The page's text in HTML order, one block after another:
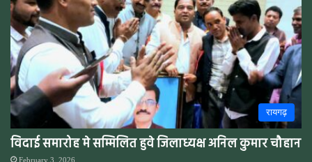
रायगढ़
विदाई समारोह मे सम्मिलित हुवे जिलाध्यक्ष अनिल कुमार चौहान
February 3, 2026